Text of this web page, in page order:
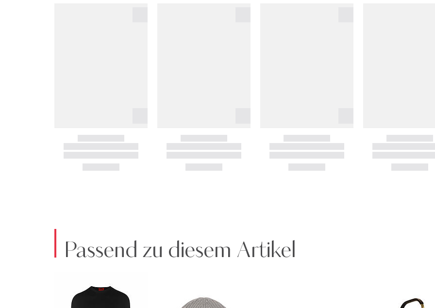
Passend zu diesem Artikel